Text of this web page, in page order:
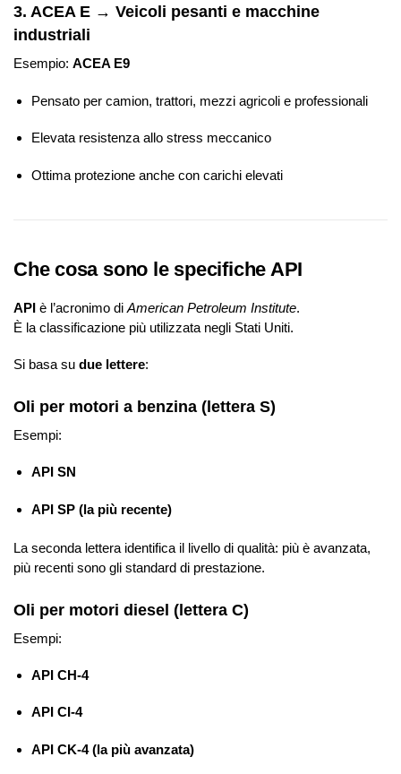
3. ACEA E → Veicoli pesanti e macchine
industriali
Esempio: ACEA E9
Pensato per camion, trattori, mezzi agricoli e professionali
Elevata resistenza allo stress meccanico
Ottima protezione anche con carichi elevati
Che cosa sono le specifiche API
API è l’acronimo di American Petroleum Institute.
È la classificazione più utilizzata negli Stati Uniti.
Si basa su due lettere:
Oli per motori a benzina (lettera S)
Esempi:
API SN
API SP (la più recente)
La seconda lettera identifica il livello di qualità: più è avanzata,
più recenti sono gli standard di prestazione.
Oli per motori diesel (lettera C)
Esempi:
API CH-4
API CI-4
API CK-4 (la più avanzata)